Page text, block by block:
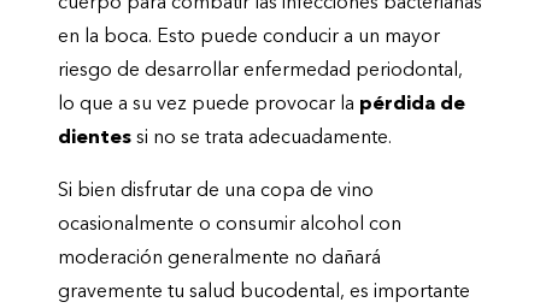
en la boca. Esto puede conducir a un mayor
riesgo de desarrollar enfermedad periodontal,
lo que a su vez puede provocar la pérdida de
dientes si no se trata adecuadamente.
Si bien disfrutar de una copa de vino
ocasionalmente o consumir alcohol con
moderación generalmente no dañará
gravemente tu salud bucodental, es importante